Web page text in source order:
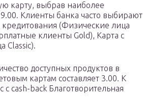
карту, выбрав наиболее
Клиенты банка часто выбирают
(Физические лица
клиенты Gold), Карта с
Classic).
доступных продуктов в
картам составляет 3.00. К
с cash-back Благотворительная